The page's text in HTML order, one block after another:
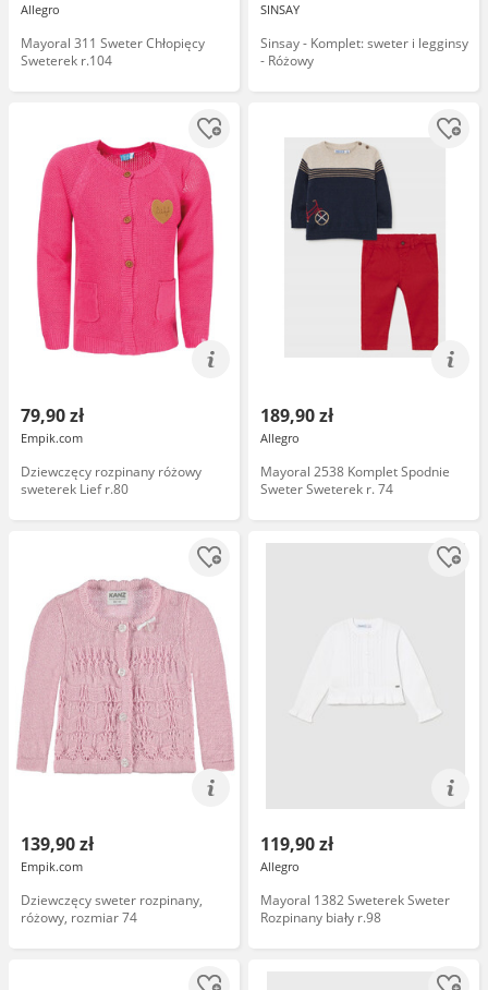
Allegro
Mayoral 311 Sweter Chłopięcy
Sweterek r.104
SINSAY
Sinsay - Komplet: sweter i legginsy
- Różowy
79,90 zł
Empik.com
Dziewczęcy rozpinany różowy
sweterek Lief r.80
189,90 zł
Allegro
Mayoral 2538 Komplet Spodnie
Sweter Sweterek r. 74
139,90 zł
Empik.com
Dziewczęcy sweter rozpinany,
różowy, rozmiar 74
119,90 zł
Allegro
Mayoral 1382 Sweterek Sweter
Rozpinany biały r.98